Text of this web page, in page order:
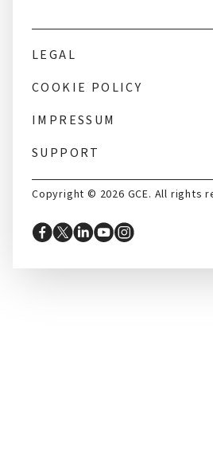
Copyright © 2026 GCE. All rights
LEGAL
COOKIE POLICY
IMPRESSUM
SUPPORT